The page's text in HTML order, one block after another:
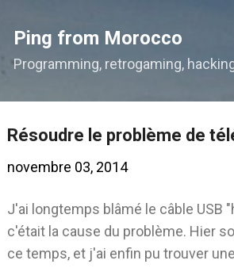
Ping from Morocco
Programming, retrogaming,
Résoudre le problème de
novembre 03, 2014
J'ai longtemps blâmé le câble USB
c'était la cause du problème. Hier
ce temps, et j'ai enfin pu trouver